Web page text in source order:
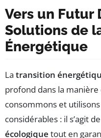
Vers un Futur
Solutions de
Énergétique
La transition
profond dans la
consommons et
considérables : il s’agit
écologique tout en